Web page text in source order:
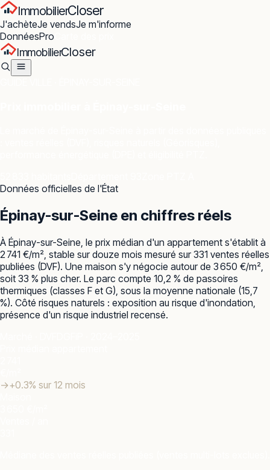
ImmobilierCloser
J'achèteJe vendsJe m'informe
DonnéesPro
ImmobilierCloser
Données officielles de l'État
Épinay-sur-Seine en chiffres réels
À Épinay-sur-Seine, le prix médian d'un appartement s'établit à
2 741 €/m², stable sur douze mois mesuré sur 331 ventes réelles
publiées (DVF). Une maison s'y négocie autour de 3 650 €/m²,
soit 33 % plus cher. Le parc compte 10,2 % de passoires
thermiques (classes F et G), sous la moyenne nationale (15,7
%). Côté risques naturels : exposition au risque d'inondation,
présence d'un risque industriel recensé.
→+0.3% sur 12 mois